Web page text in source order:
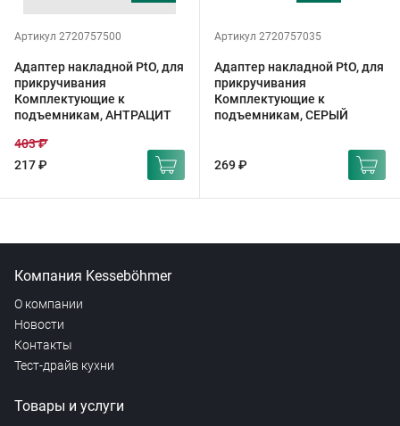
Артикул 2720757500
Адаптер накладной PtO, для
прикручивания
Комплектующие к
подъемникам, АНТРАЦИТ
217 ₽
403 ₽
Артикул 2720757035
Адаптер накладной PtO, для
прикручивания
Комплектующие к
подъемникам, СЕРЫЙ
269 ₽
Компания Kesseböhmer
О компании
Новости
Контакты
Тест-драйв кухни
Товары и услуги